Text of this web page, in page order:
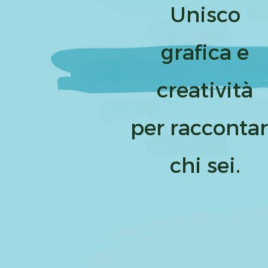
Unisco
grafica e
creatività
per
chi sei.